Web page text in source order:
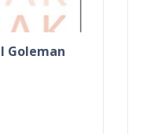
Goleman